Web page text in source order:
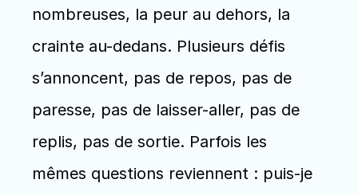
nombreuses, la peur au dehors, la
crainte au-dedans. Plusieurs défis
s’annoncent, pas de repos, pas de
paresse, pas de laisser-aller, pas de
replis, pas de sortie. Parfois les
mêmes questions reviennent : puis-je